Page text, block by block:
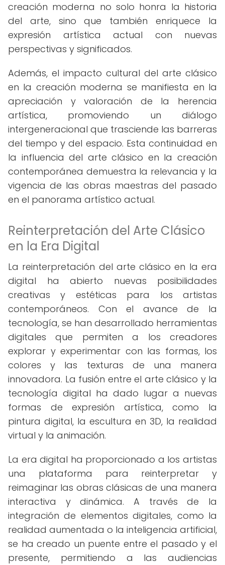
creación moderna no solo honra la historia
del arte, sino que también enriquece la
expresión artística actual con nuevas
perspectivas y significados.
Además, el impacto cultural del arte clásico
en la creación moderna se manifiesta en la
apreciación y valoración de la herencia
artística, promoviendo un diálogo
intergeneracional que trasciende las barreras
del tiempo y del espacio. Esta continuidad en
la influencia del arte clásico en la creación
contemporánea demuestra la relevancia y la
vigencia de las obras maestras del pasado
en el panorama artístico actual.
Reinterpretación del Arte Clásico
en la Era Digital
La reinterpretación del arte clásico en la era
digital ha abierto nuevas posibilidades
creativas y estéticas para los artistas
contemporáneos. Con el avance de la
tecnología, se han desarrollado herramientas
digitales que permiten a los creadores
explorar y experimentar con las formas, los
colores y las texturas de una manera
innovadora. La fusión entre el arte clásico y la
tecnología digital ha dado lugar a nuevas
formas de expresión artística, como la
pintura digital, la escultura en 3D, la realidad
virtual y la animación.
La era digital ha proporcionado a los artistas
una plataforma para reinterpretar y
reimaginar las obras clásicas de una manera
interactiva y dinámica. A través de la
integración de elementos digitales, como la
realidad aumentada o la inteligencia artificial,
se ha creado un puente entre el pasado y el
presente, permitiendo a las audiencias